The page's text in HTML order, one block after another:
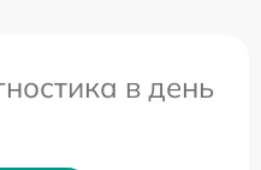
в день